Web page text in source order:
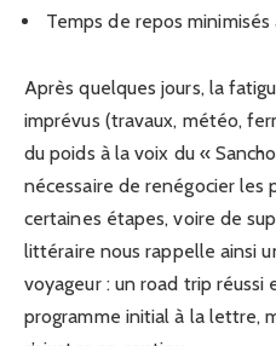
Temps de repos
Après quelques jours, la
imprévus (travaux, météo,
du poids à la voix du «
nécessaire de renégocier les
certaines étapes, voire de
littéraire nous rappelle ainsi
voyageur : un road trip
programme initial à la lettre,